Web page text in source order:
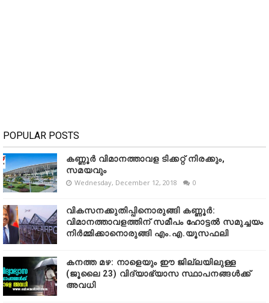
POPULAR POSTS
കണ്ണൂർ വിമാനത്താവള ടിക്കറ്റ് നിരക്കും,
സമയവും
Wednesday, December 12, 2018 0
വികസനക്കുതിപ്പിനൊരുങ്ങി കണ്ണൂർ:
വിമാനത്താവളത്തിന് സമീപം ഹോട്ടൽ സമുച്ചയം
നിർമ്മിക്കാനൊരുങ്ങി എം.എ.യൂസഫലി
കനത്ത മഴ: നാളെയും ഈ ജില്ലയിലുള്ള
(ജൂലൈ 23) വിദ്യാഭ്യാസ സ്ഥാപനങ്ങൾക്ക്
അവധി